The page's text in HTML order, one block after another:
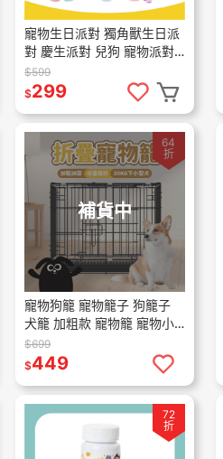
寵物生日派對 獨角獸生日派
對 慶生派對 兒狗 寵物派對
組 場景佈置
$599
$299
補貨中
64
折
寵物狗籠 寵物籠子 狗籠子
犬籠 加粗款 寵物籠 寵物小
屋
$699
$449
72
折